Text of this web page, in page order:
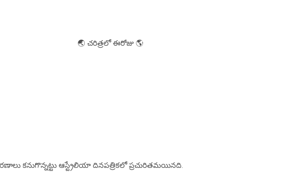
🌏 చరిత్రలో ఈరోజు 🌎
కనుగొన్నట్టు ఆస్ట్రేలియా దినపత్రికలో ప్రచురితమయినది.